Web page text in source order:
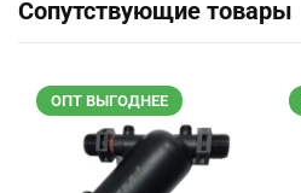
Сопутствующие товары
ОПТ ВЫГОДНЕЕ